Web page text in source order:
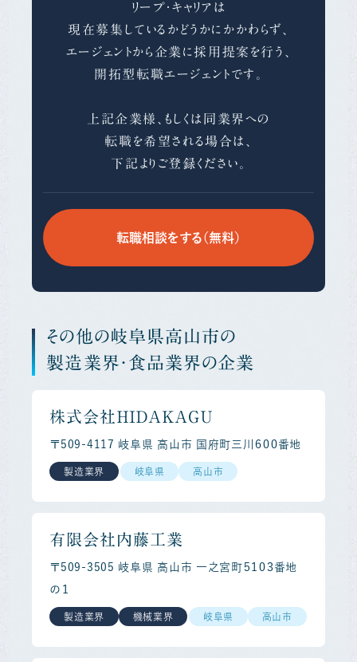
リープ・キャリアは
現在募集しているかどうかにかかわらず、
エージェントから企業に採用提案を行う、
開拓型転職エージェントです。
上記企業様、もしくは同業界への
転職を希望される場合は、
下記よりご登録ください。
転職相談をする（無料）
その他の岐阜県高山市の
製造業界・食品業界の企業
株式会社ＨＩＤＡＫＡＧＵ
〒509-4117 岐阜県 高山市 国府町三川６００番地
製造業界 岐阜県 高山市
有限会社内藤工業
〒509-3505 岐阜県 高山市 一之宮町５１０３番地
の１
製造業界 機械業界 岐阜県 高山市